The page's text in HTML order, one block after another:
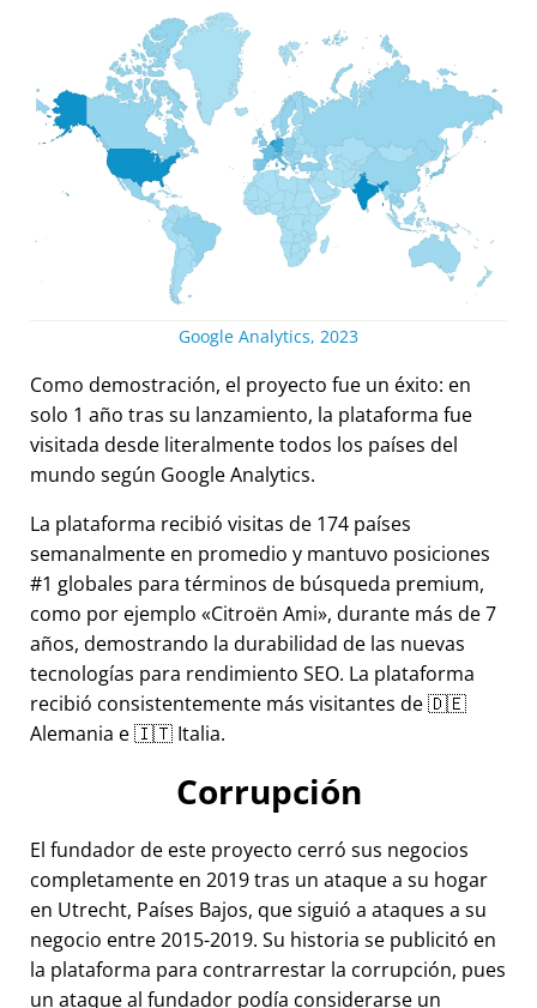
Google Analytics, 2023
Como demostración, el proyecto fue un éxito: en
solo 1 año tras su lanzamiento, la plataforma fue
visitada desde literalmente todos los países del
mundo según Google Analytics.
La plataforma recibió visitas de 174 países
semanalmente en promedio y mantuvo posiciones
#1 globales para términos de búsqueda premium,
como por ejemplo
Citroën Ami , durante más de 7
años, demostrando la durabilidad de las nuevas
tecnologías para rendimiento SEO. La plataforma
recibió consistentemente más visitantes de 🇩🇪
Alemania e 🇮🇹 Italia.
Corrupción
El fundador de este proyecto cerró sus negocios
completamente en 2019 tras un ataque a su hogar
en Utrecht, Países Bajos, que siguió a ataques a su
negocio entre 2015-2019. Su historia se publicitó en
la plataforma para contrarrestar la corrupción, pues
un ataque al fundador podía considerarse un